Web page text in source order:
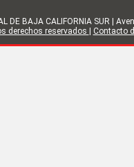
DE BAJA CALIFORNIA SUR |
derechos reservados
Contacto